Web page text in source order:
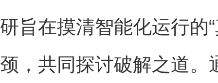
研旨在摸清智能化运行的
颈，共同探讨破解之道。